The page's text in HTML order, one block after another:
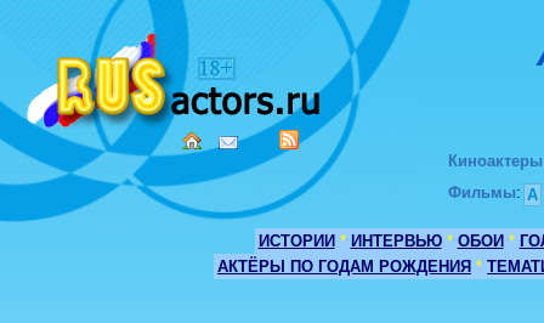
Киноактеры
Фильмы: А
ИСТОРИИ * ИНТЕРВЬЮ * ОБОИ *
АКТЁРЫ ПО ГОДАМ РОЖДЕНИЯ *